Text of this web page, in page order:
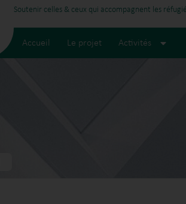
Soutenir celles & ceux qui accompagnent les
Accueil Le projet Activités